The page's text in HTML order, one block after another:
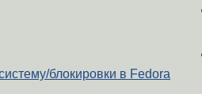
блокировки в Fedora